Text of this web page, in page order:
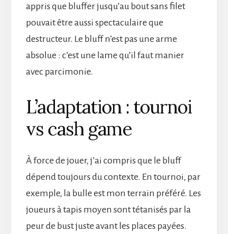
appris que bluffer jusqu’au bout sans filet
pouvait être aussi spectaculaire que
destructeur. Le bluff n’est pas une arme
absolue : c’est une lame qu’il faut manier
avec parcimonie.
L’adaptation : tournoi
vs cash game
À force de jouer, j’ai compris que le bluff
dépend toujours du contexte. En tournoi, par
exemple, la bulle est mon terrain préféré. Les
joueurs à tapis moyen sont tétanisés par la
peur de bust juste avant les places payées.